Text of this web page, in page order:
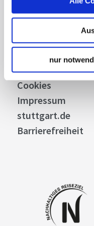
nur
Allgemeine
Datenschutz
Widerruf
Kontakt
Cookies
Impressum
stuttgart.de
Barrierefreiheit